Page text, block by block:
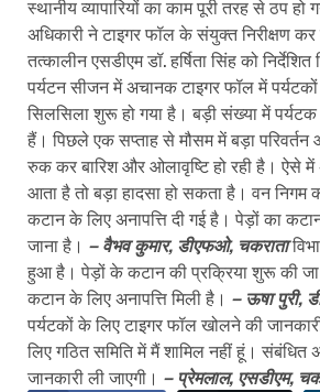
स्थानीय व्यापारियों का काम पूरी तरह से ठप
अधिकारी ने टाइगर फॉल के संयुक्त निरीक्षण कर
तत्कालीन एसडीएम डॉ. हर्षिता सिंह को
पर्यटन सीजन में अचानक टाइगर फॉल में
सिलसिला शुरू हो गया है। बड़ी संख्या में
हैं। पिछले एक सप्ताह से मौसम में बड़ा
रुक कर बारिश और ओलावृष्टि हो रही है। ऐसे
आता है तो बड़ा हादसा हो सकता है। वन निगम
कटान के लिए अनापत्ति दी गई है। पेड़ों का
जाना है। – वैभव कुमार, डीएफओ, चकराता
हुआ है। पेड़ों के कटान की प्रक्रिया शुरू की
कटान के लिए अनापत्ति मिली है। – ऊषा पुरी,
पर्यटकों के लिए टाइगर फॉल खोलने की
लिए गठित समिति में मैं शामिल नहीं हूं। संबंधित
जानकारी ली जाएगी। – प्रेमलाल, एसडीएम,